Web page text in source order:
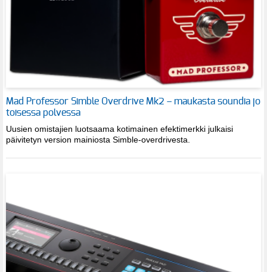
Mad Professor Simble Overdrive Mk2 – maukasta soundia jo
toisessa polvessa
Uusien omistajien luotsaama kotimainen efektimerkki julkaisi
päivitetyn version mainiosta Simble-overdrivesta.